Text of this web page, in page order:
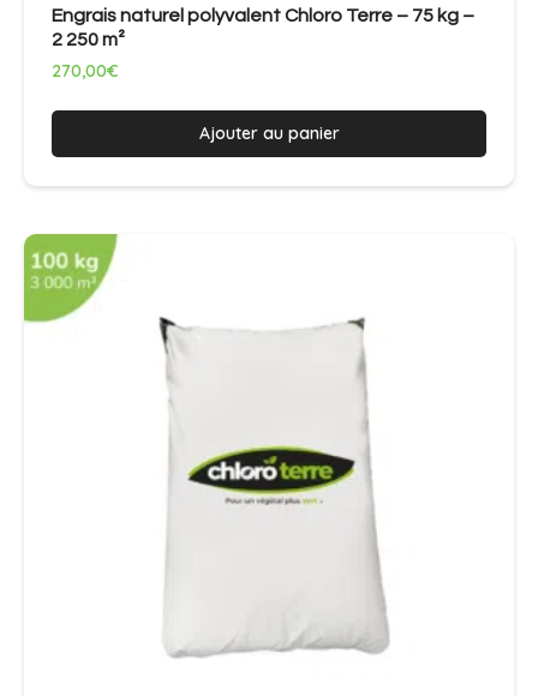
Engrais naturel polyvalent Chloro Terre – 75 kg –
2 250 m²
270,00€
Ajouter au panier